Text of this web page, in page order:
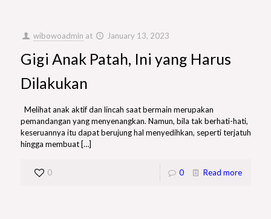
wibowoadmin at January 13, 2023
Gigi Anak Patah, Ini yang Harus
Dilakukan
Melihat anak aktif dan lincah saat bermain merupakan
pemandangan yang menyenangkan. Namun, bila tak berhati-hati,
keseruannya itu dapat berujung hal menyedihkan, seperti terjatuh
hingga membuat[…]
0 0 Read more